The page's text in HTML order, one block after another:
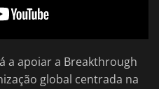
a apoiar a Breakthrough
global centrada na